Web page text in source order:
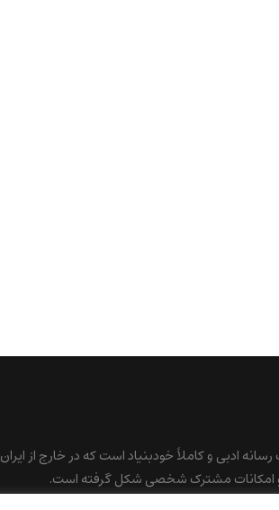
ادبی و کاملاً خودبنیاد است که در خارج از
امکانات مشترک شخصی شکل گرفته است.